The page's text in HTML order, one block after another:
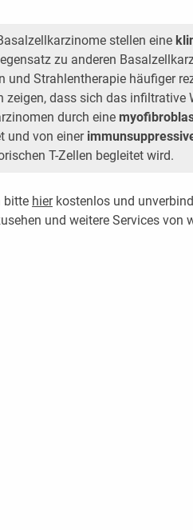
stellen eine
zu anderen
und Strahlentherapie häufiger
zeigen, dass sich das infiltrative
durch eine
und von einer
T-Zellen begleitet wird.
bitte hierkostenlos und
und weitere Services von